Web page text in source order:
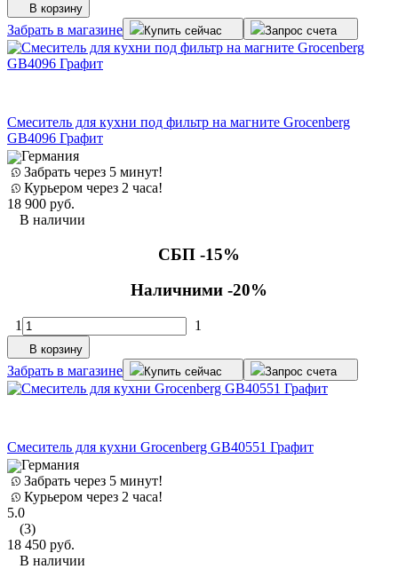
В корзину
Забрать в магазине Купить сейчас Запрос счета
Смеситель для кухни под фильтр на магните Grocenberg
GB4096 Графит
Германия
Забрать через 5 минут!
Курьером через 2 часа!
18 900 руб.
В наличии
СБП -15%
Наличними -20%
1 1
В корзину
Забрать в магазине Купить сейчас Запрос счета
Смеситель для кухни Grocenberg GB40551 Графит
Германия
Забрать через 5 минут!
Курьером через 2 часа!
5.0
(3)
18 450 руб.
В наличии